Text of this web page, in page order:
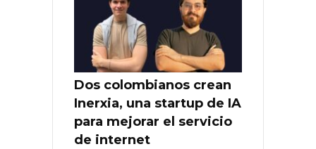
Dos colombianos crean
Inerxia, una startup de IA
para mejorar el servicio
de internet